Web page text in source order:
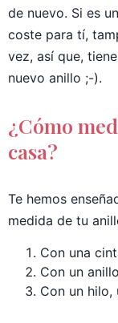
de nuevo. Si es
coste para tí,
vez, así que,
nuevo anillo ;-).
¿Cómo
casa?
Te hemos
medida de tu
Con una
Con un
Con un